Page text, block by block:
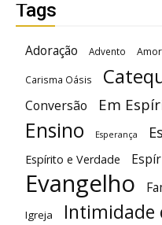
Tags
Adoração Advento
Carisma Oásis
Conversão Em
Ensino Esperança
Espírito e Verdade
Evangelho
Igreja Intimidade